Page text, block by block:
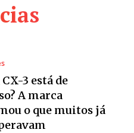
3 está de
A marca
o que muitos já